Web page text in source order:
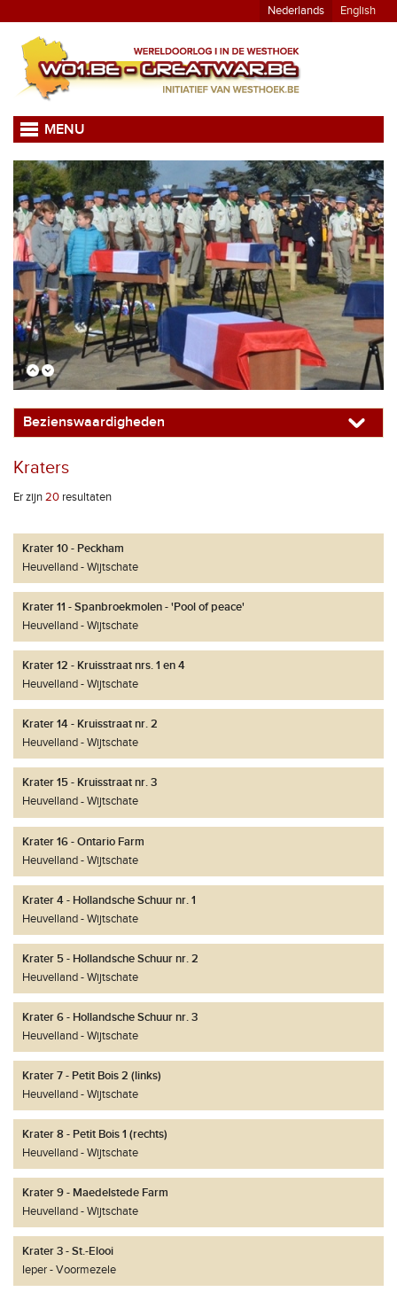
Nederlands English
MENU
Bezienswaardigheden
Kraters
Er zijn20 resultaten
Krater 10 - Peckham
Heuvelland
Wijtschate
Krater 11 - Spanbroekmolen - 'Pool of peace'
Heuvelland
Wijtschate
Krater 12 - Kruisstraat nrs. 1 en 4
Heuvelland
Wijtschate
Krater 14 - Kruisstraat nr. 2
Heuvelland
Wijtschate
Krater 15 - Kruisstraat nr. 3
Heuvelland
Wijtschate
Krater 16 - Ontario Farm
Heuvelland
Wijtschate
Krater 4 - Hollandsche Schuur nr. 1
Heuvelland
Wijtschate
Krater 5 - Hollandsche Schuur nr. 2
Heuvelland
Wijtschate
Krater 6 - Hollandsche Schuur nr. 3
Heuvelland
Wijtschate
Krater 7 - Petit Bois 2 (links)
Heuvelland
Wijtschate
Krater 8 - Petit Bois 1 (rechts)
Heuvelland
Wijtschate
Krater 9 - Maedelstede Farm
Heuvelland
Wijtschate
Krater 3 - St.-Elooi
Ieper
Voormezele